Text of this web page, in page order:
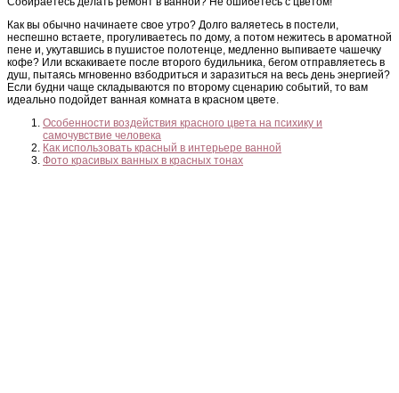
Как вы обычно начинаете свое утро? Долго валяетесь в постели,
неспешно встаете, прогуливаетесь по дому, а потом нежитесь в ароматной
пене и, укутавшись в пушистое полотенце, медленно выпиваете чашечку
кофе? Или вскакиваете после второго будильника, бегом отправляетесь в
душ, пытаясь мгновенно взбодриться и заразиться на весь день энергией?
Если будни чаще складываются по второму сценарию событий, то вам
идеально подойдет ванная комната в красном цвете.
Особенности воздействия красного цвета на психику и
самочувствие человека
Как использовать красный в интерьере ванной
Фото красивых ванных в красных тонах